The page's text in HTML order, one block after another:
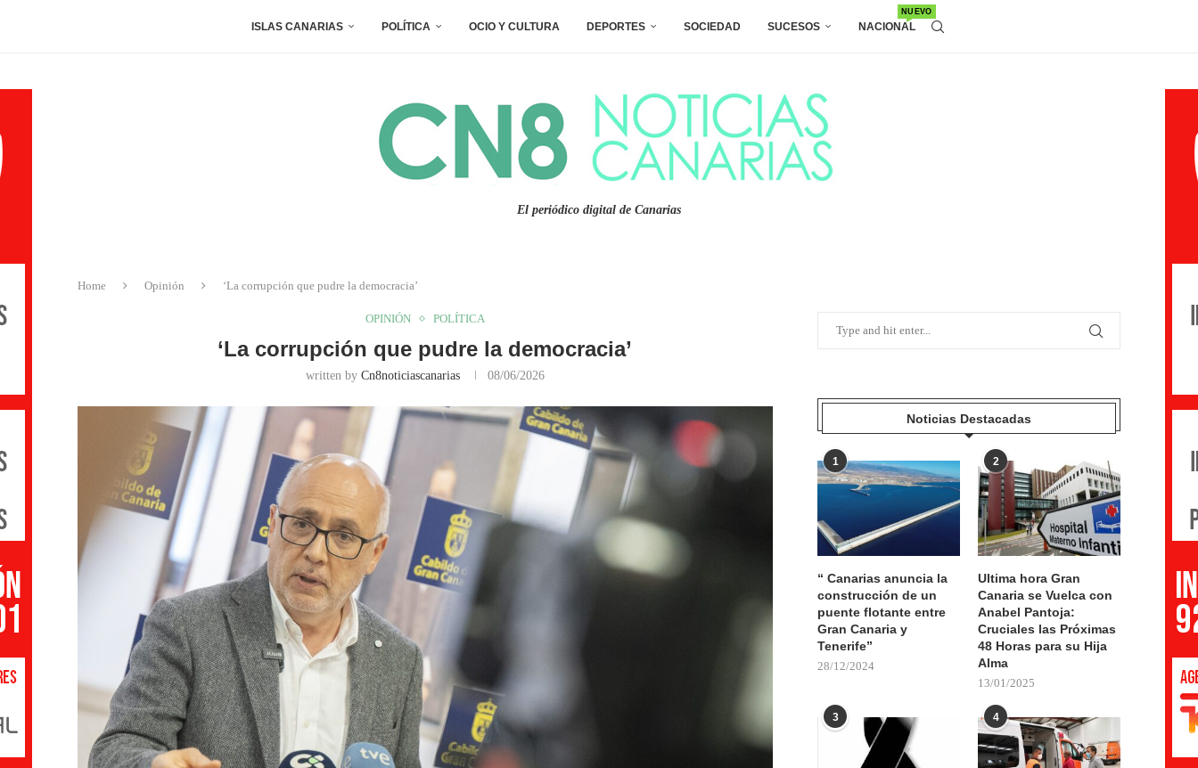
ISLAS CANARIAS POLÍTICA OCIO Y CULTURA DEPORTES SOCIEDAD SUCESOS NACIONAL
NUEVO
El periódico digital de Canarias
Home Opinión ‘La corrupción que pudre la democracia’
OPINIÓN POLÍTICA
‘La corrupción que pudre la democracia’
written by Cn8noticiascanarias 08/06/2026
Noticias Destacadas
1
“ Canarias anuncia la
construcción de un
puente flotante entre
Gran Canaria y
Tenerife”
28/12/2024
2
Ultima hora Gran
Canaria se Vuelca con
Anabel Pantoja:
Cruciales las Próximas
48 Horas para su Hija
Alma
13/01/2025
3 4